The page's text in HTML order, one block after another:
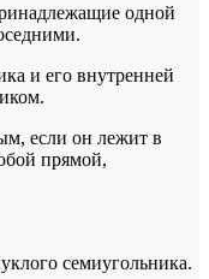
одной
и его внутренней
если он лежит в
прямой,
семиугольника.